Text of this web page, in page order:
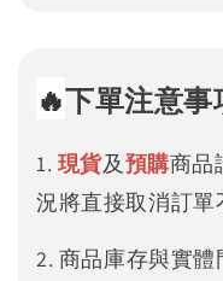
🔥下單注意事
1. 現貨及預購商品
況將直接取消訂單
2. 商品庫存與實